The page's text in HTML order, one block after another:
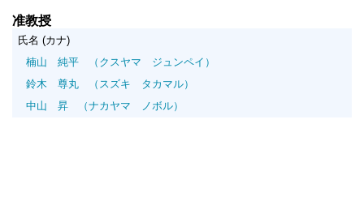
准教授
氏名 (カナ)
楠山 純平
（クスヤマ ジュンペイ）
鈴木 尊丸
（スズキ タカマル）
中山 昇
（ナカヤマ ノボル）